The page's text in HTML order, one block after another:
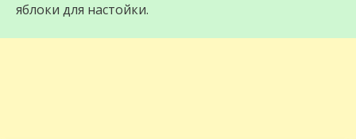
яблоки для настойки.